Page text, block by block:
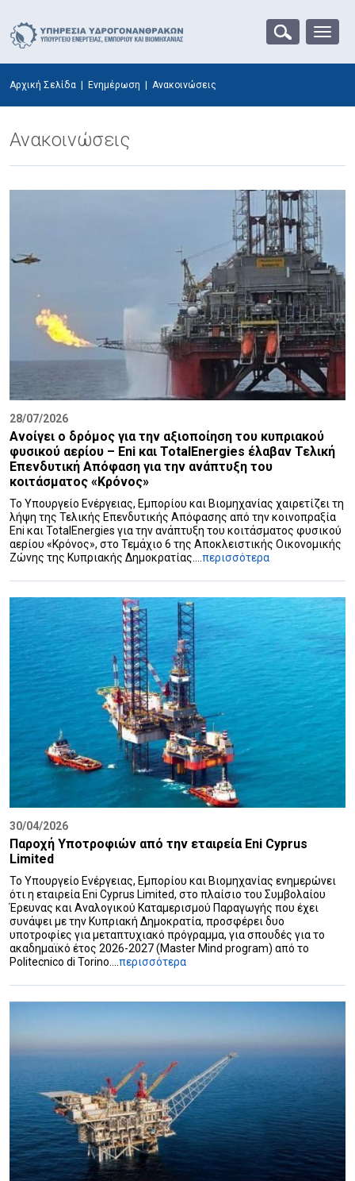
Αρχική Σελίδα Ενημέρωση Ανακοινώσεις
Ανακοινώσεις
28/07/2026
Ανοίγει ο δρόμος για την αξιοποίηση του κυπριακού
φυσικού αερίου – Eni και TotalEnergies έλαβαν Τελική
Επενδυτική Απόφαση για την ανάπτυξη του
κοιτάσματος «Κρόνος»
Το Υπουργείο Ενέργειας, Εμπορίου και Βιομηχανίας χαιρετίζει τη
λήψη της Τελικής Επενδυτικής Απόφασης από την κοινοπραξία
Eni και TotalEnergies για την ανάπτυξη του κοιτάσματος φυσικού
αερίου «Κρόνος», στο Τεμάχιο 6 της Αποκλειστικής Οικονομικής
Ζώνης της Κυπριακής Δημοκρατίας.... περισσότερα
30/04/2026
Παροχή Υποτροφιών από την εταιρεία Eni Cyprus
Limited
Το Υπουργείο Ενέργειας, Εμπορίου και Βιομηχανίας ενημερώνει
ότι η εταιρεία Eni Cyprus Limited, στο πλαίσιο του Συμβολαίου
Έρευνας και Αναλογικού Καταμερισμού Παραγωγής που έχει
συνάψει με την Κυπριακή Δημοκρατία, προσφέρει δυο
υποτροφίες για μεταπτυχιακό πρόγραμμα, για σπουδές για το
ακαδημαϊκό έτος 2026-2027 (Master Mind program) από το
Politecnico di Torino.... περισσότερα